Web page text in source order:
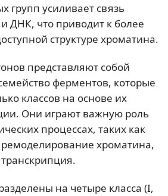
групп усиливает связь
ДНК, что приводит к более
структуре хроматина.
представляют собой
ферментов, которые
классов на основе их
Они играют важную роль
процессах, таких как
хроматина,
на четыре класса (I,